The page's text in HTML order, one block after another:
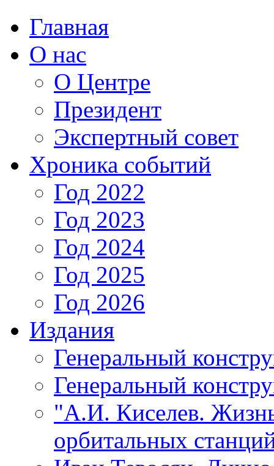
Главная
О нас
О Центре
Президент
Экспертный совет
Хроника событий
Год 2022
Год 2023
Год 2024
Год 2025
Год 2026
Издания
Генеральный
Генеральный
"А.И. Киселев.
орбитальных